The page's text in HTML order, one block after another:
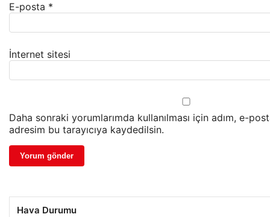
E-posta *
İnternet sitesi
Daha sonraki yorumlarımda kullanılması için adım, e-
adresim bu tarayıcıya kaydedilsin.
Hava Durumu